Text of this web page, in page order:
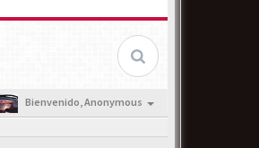
Bienvenido,Anonymous